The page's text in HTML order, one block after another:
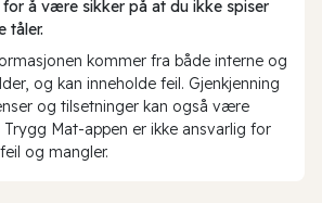
å være sikker på at du ikke spiser
tåler.
kommer fra både interne og
og kan inneholde feil. Gjenkjenning
og tilsetninger kan også være
Trygg Mat-appen er ikke ansvarlig for
og mangler.